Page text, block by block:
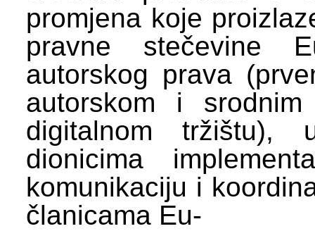
promjena koje
pravne stečevine
autorskog prava
autorskom i
digitalnom tržištu),
dionicima
komunikaciju i
članicama Eu-